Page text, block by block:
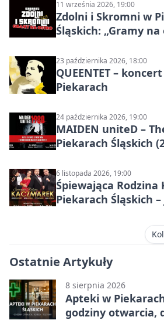
11 września 2026, 19:00
Zdolni i Skromni w
Śląskich: „Gramy
23 października 2026, 18:00
QUEENTET –
Piekarach
24 października 2026, 19:00
MAIDEN uniteD –
Piekarach Śląskich
6 listopada 2026, 19:00
Śpiewająca Rodzina
Piekarach Śląskich
Ostatnie Artykuły
8 sierpnia 2026
Apteki w
godziny otwarcia,